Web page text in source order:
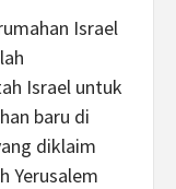
Israel
Israel untuk
baru di
diklaim
Yerusalem